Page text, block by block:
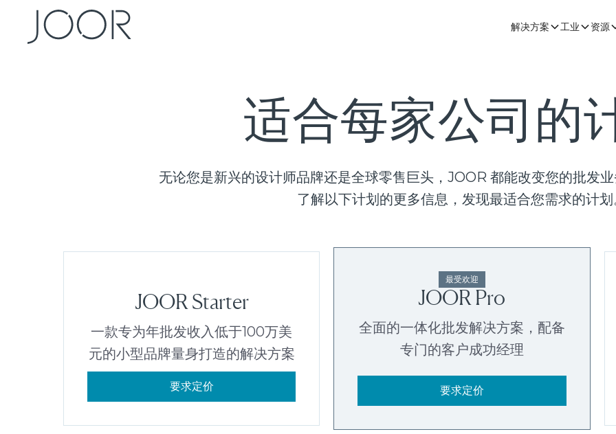
解决方案 工业 资源
适合每家公司的
无论您是新兴的设计师品牌还是全球零售巨头，JOOR 都能改变您的批发
了解以下计划的更多信息，发现最适合您需求的计
JOOR Starter
一款专为年批发收入低于100万美
元的小型品牌量身打造的解决方案
要求定价
JOOR Pro
全面的一体化批发解决方案，配备
专门的客户成功经理
要求定价
最受欢迎